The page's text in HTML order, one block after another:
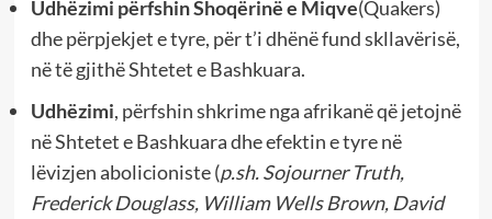
Udhëzimi përfshin Shoqërinë e Miqve(Quakers)
dhe përpjekjet e tyre, për t’i dhënë fund skllavërisë,
në të gjithë Shtetet e Bashkuara.
Udhëzimi, përfshin shkrime nga afrikanë që jetojnë
në Shtetet e Bashkuara dhe efektin e tyre në
lëvizjen abolicioniste (p.sh. Sojourner Truth,
Frederick Douglass, William Wells Brown, David